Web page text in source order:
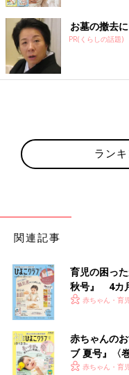
お墓の撤去
PR(くらしの話題)
ラン
関連記事
育児の困っ
秋号』 4カ
いっぱい！
赤ちゃん・育
赤ちゃんの
ブ 夏号』〈
く！ おっぱ
赤ちゃん・育